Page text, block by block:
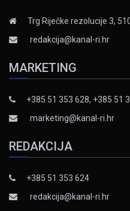
Trg Riječke rezolucije 3,
redakcija@kanal-ri.hr
MARKETING
+385 51 353 628, +385 51
marketing@kanal-ri.hr
REDAKCIJA
+385 51 353 624
redakcija@kanal-ri.hr